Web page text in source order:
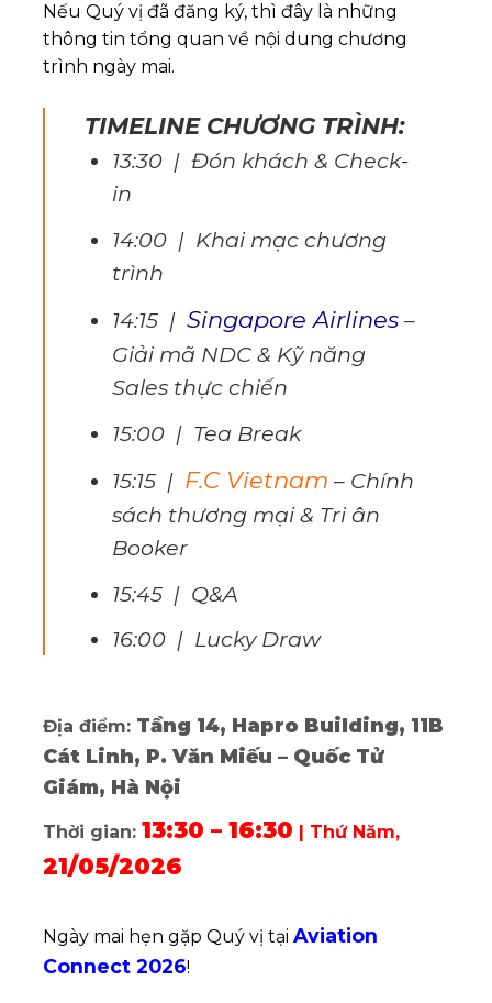
Nếu Quý vị đã đăng ký, thì đây là những
thông tin tổng quan về nội dung chương
trình ngày mai.
TIMELINE CHƯƠNG TRÌNH:
13:30 | Đón khách & Check-
in
14:00 | Khai mạc chương
trình
14:15 | Singapore Airlines–
Giải mã NDC & Kỹ năng
Sales thực chiến
15:00 | Tea Break
15:15 | F.C Vietnam – Chính
sách thương mại & Tri ân
Booker
15:45 | Q&A
16:00 | Lucky Draw
Địa điểm: Tầng 14, Hapro Building, 11B
Cát Linh, P. Văn Miếu – Quốc Tử
Giám, Hà Nội
Thời gian: 13:30 – 16:30 | Thứ Năm,
21/05/2026
Ngày mai hẹn gặp Quý vị tại Aviation
Connect 2026!